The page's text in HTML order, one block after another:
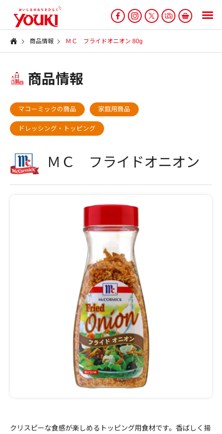
商品情報 ＭＣ フライドオニオン 80g
商品情報
マコーミックの商品 家庭用商品
ドレッシング・トッピング
ＭＣ フライドオニオン
クリスピーな食感が楽しめるトッピング用食材です。香ばしく揚